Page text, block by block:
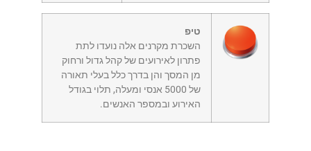
טיפ
השכרת מקרנים אלה נועדו לתת
פתרון לאירועים של קהל גדול ורחוק
מן המסך והן בדרך כלל בעלי תאורה
של 5000 אנסי ומעלה, תלוי בגודל
האירוע ובמספר האנשים.